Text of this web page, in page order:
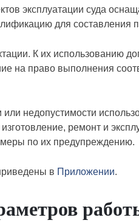
эксплуатации суда
для составления
К их использованию
на право выполнения
недопустимости
ремонт и
по их предупреждению.
в Приложении.